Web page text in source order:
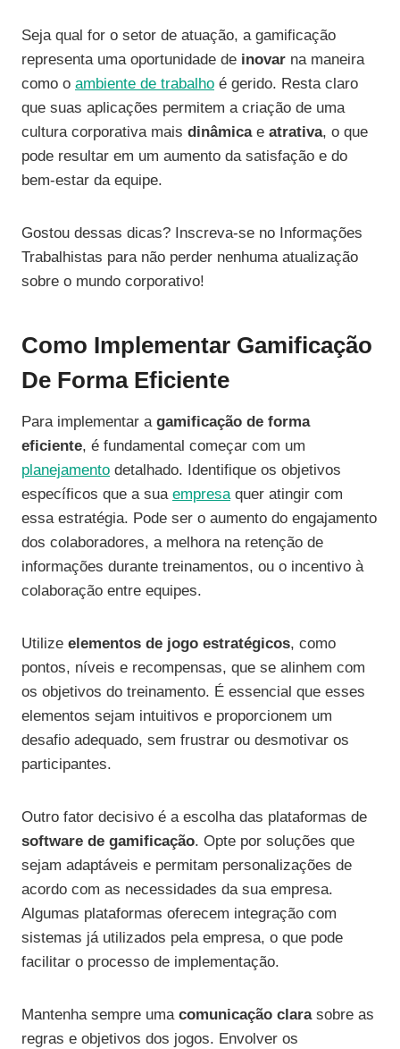
Seja qual for o setor de atuação, a gamificação
representa uma oportunidade de inovar na maneira
como o ambiente de trabalho é gerido. Resta claro
que suas aplicações permitem a criação de uma
cultura corporativa mais dinâmicae atrativa, o que
pode resultar em um aumento da satisfação e do
bem-estar da equipe.
Gostou dessas dicas? Inscreva-se no Informações
Trabalhistas para não perder nenhuma atualização
sobre o mundo corporativo!
Como Implementar Gamificação
De Forma Eficiente
Para implementar a gamificação de forma
eficiente, é fundamental começar com um
planejamento detalhado. Identifique os objetivos
específicos que a sua empresaquer atingir com
essa estratégia. Pode ser o aumento do engajamento
dos colaboradores, a melhora na retenção de
informações durante treinamentos, ou o incentivo à
colaboração entre equipes.
Utilize elementos de jogo estratégicos, como
pontos, níveis e recompensas, que se alinhem com
os objetivos do treinamento. É essencial que esses
elementos sejam intuitivos e proporcionem um
desafio adequado, sem frustrar ou desmotivar os
participantes.
Outro fator decisivo é a escolha das plataformas de
software de gamificação. Opte por soluções que
sejam adaptáveis e permitam personalizações de
acordo com as necessidades da sua empresa.
Algumas plataformas oferecem integração com
sistemas já utilizados pela empresa, o que pode
facilitar o processo de implementação.
Mantenha sempre uma comunicação clarasobre as
regras e objetivos dos jogos. Envolver os